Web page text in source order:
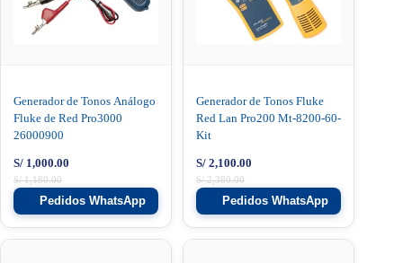
Generador de Tonos Análogo
Fluke de Red Pro3000
26000900
S/1,180.00
S/ 1,000.00
Pedidos WhatsApp
Generador de Tonos Fluke
Red Lan Pro200 Mt-8200-60-
Kit
S/2,380.00
S/ 2,100.00
Pedidos WhatsApp